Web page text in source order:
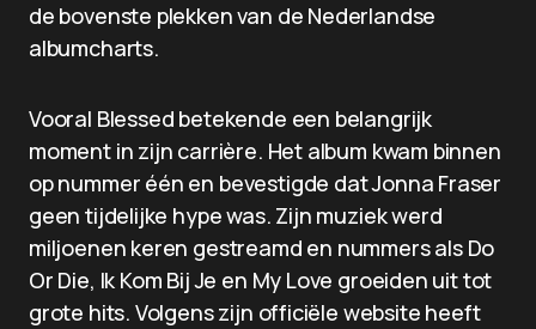
de bovenste plekken van de Nederlandse
albumcharts.
Vooral Blessed betekende een belangrijk
moment in zijn carrière. Het album kwam binnen
op nummer één en bevestigde dat Jonna Fraser
geen tijdelijke hype was. Zijn muziek werd
miljoenen keren gestreamd en nummers als Do
Or Die, Ik Kom Bij Je en My Love groeiden uit tot
grote hits. Volgens zijn officiële website heeft